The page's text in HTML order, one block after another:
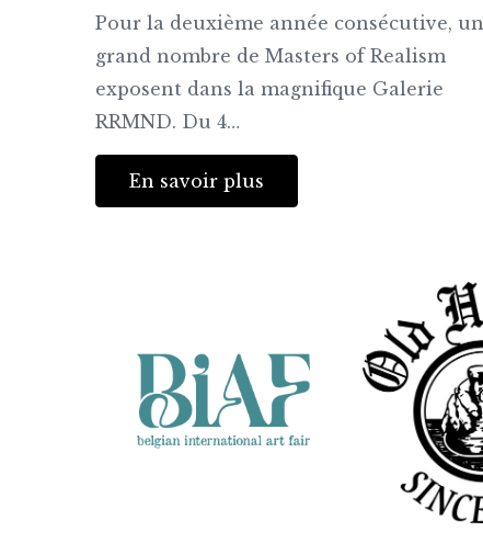
Pour la deuxième année consécutive, un
grand nombre de Masters of Realism
exposent dans la magnifique Galerie
RRMND. Du 4…
En savoir plus